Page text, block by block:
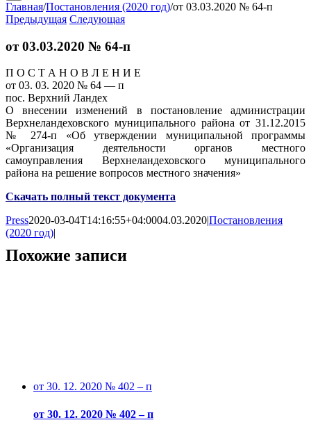
Главная/Постановления (2020 год)/от 03.03.2020 № 64-п
Предыдущая Следующая
от 03.03.2020 № 64-п
П О С Т А Н О В Л Е Н И Е
от 03. 03. 2020 № 64 — п
пос. Верхний Ландех
О внесении изменений в постановление администрации
Верхнеландеховского муниципального района от 31.12.2015
№ 274-п «Об утверждении муниципальной программы
«Организация деятельности органов местного
самоуправления Верхнеландеховского муниципального
района на решение вопросов местного значения»
Скачать полный текст документа
Press2020-03-04T14:16:55+04:0004.03.2020|Постановления
(2020 год)|
Похожие записи
от 30. 12. 2020 № 402 – п
от 30. 12. 2020 № 402 – п